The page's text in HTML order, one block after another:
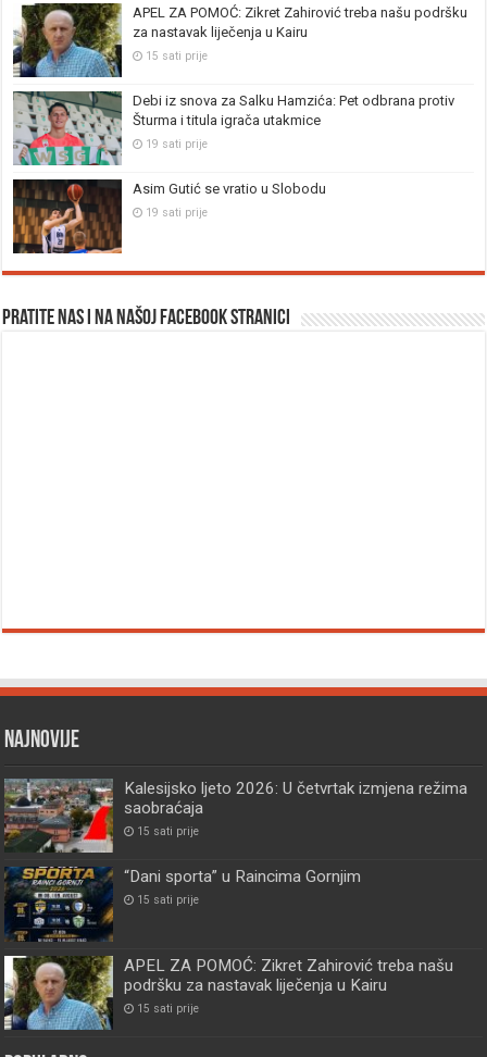
APEL ZA POMOĆ: Zikret Zahirović treba našu podršku
za nastavak liječenja u Kairu
15 sati prije
Debi iz snova za Salku Hamzića: Pet odbrana protiv
Šturma i titula igrača utakmice
19 sati prije
Asim Gutić se vratio u Slobodu
19 sati prije
Pratite nas i na našoj facebook stranici
Najnovije
Kalesijsko ljeto 2026: U četvrtak izmjena režima
saobraćaja
15 sati prije
“Dani sporta” u Raincima Gornjim
15 sati prije
APEL ZA POMOĆ: Zikret Zahirović treba našu
podršku za nastavak liječenja u Kairu
15 sati prije